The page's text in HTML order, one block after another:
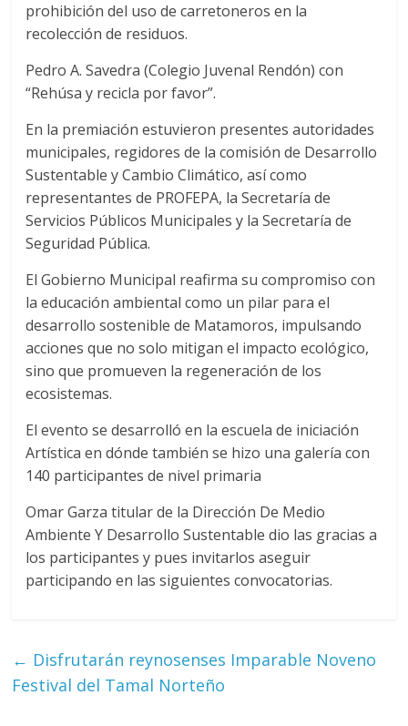
prohibición del uso de carretoneros en la
recolección de residuos.
Pedro A. Savedra (Colegio Juvenal Rendón) con
“Rehúsa y recicla por favor”.
En la premiación estuvieron presentes autoridades
municipales, regidores de la comisión de Desarrollo
Sustentable y Cambio Climático, así como
representantes de PROFEPA, la Secretaría de
Servicios Públicos Municipales y la Secretaría de
Seguridad Pública.
El Gobierno Municipal reafirma su compromiso con
la educación ambiental como un pilar para el
desarrollo sostenible de Matamoros, impulsando
acciones que no solo mitigan el impacto ecológico,
sino que promueven la regeneración de los
ecosistemas.
El evento se desarrolló en la escuela de iniciación
Artística en dónde también se hizo una galería con
140 participantes de nivel primaria
Omar Garza titular de la Dirección De Medio
Ambiente Y Desarrollo Sustentable dio las gracias a
los participantes y pues invitarlos aseguir
participando en las siguientes convocatorias.
← Disfrutarán reynosenses Imparable Noveno
Festival del Tamal Norteño